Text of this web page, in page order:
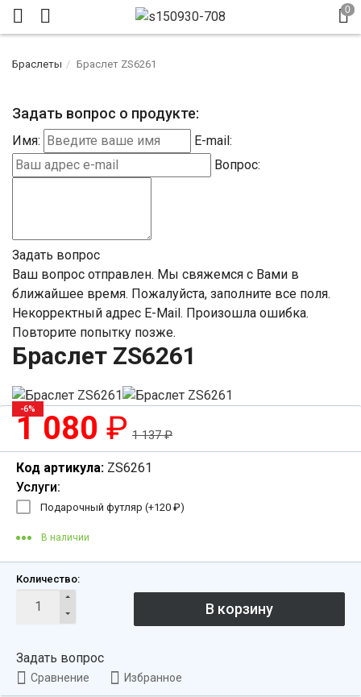
Браслеты Браслет ZS6261
Задать вопрос о продукте:
Имя:
E-mail:
Вопрос:
Задать вопрос
Ваш вопрос отправлен. Мы свяжемся с Вами в
ближайшее время. Пожалуйста, заполните все поля.
Некорректный адрес E-Mail. Произошла ошибка.
Повторите попытку позже.
Браслет ZS6261
-6%
1 080 ₽ 1 137₽
Код артикула: ZS6261
Услуги:
Подарочный футляр (+120 ₽)
В наличии
Количество:
Задать вопрос
Сравнение Избранное